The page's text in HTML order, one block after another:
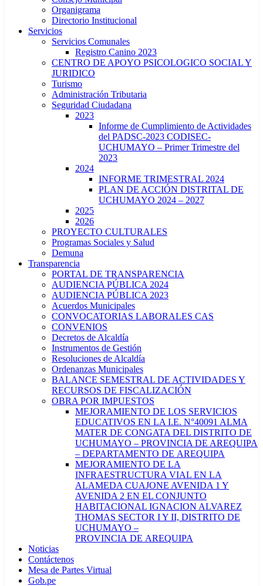
Organigrama
Directorio Institucional
Servicios
Servicios Comunales
Registro Canino 2023
CENTRO DE APOYO PSICOLOGICO SOCIAL Y
JURIDICO
Turismo
Administración Tributaria
Seguridad Ciudadana
2023
Informe de Cumplimiento de Actividades
del PADSC-2023 CODISEC-
UCHUMAYO – Primer Trimestre del
2023
2024
INFORME TRIMESTRAL 2024
PLAN DE ACCIÓN DISTRITAL DE
UCHUMAYO 2024 – 2027
2025
2026
PROYECTO CULTURALES
Programas Sociales y Salud
Demuna
Transparencia
PORTAL DE TRANSPARENCIA
AUDIENCIA PÚBLICA 2024
AUDIENCIA PÚBLICA 2023
Acuerdos Municipales
CONVOCATORIAS LABORALES CAS
CONVENIOS
Decretos de Alcaldía
Instrumentos de Gestión
Resoluciones de Alcaldía
Ordenanzas Municipales
BALANCE SEMESTRAL DE ACTIVIDADES Y
RECURSOS DE FISCALIZACIÓN
OBRA POR IMPUESTOS
MEJORAMIENTO DE LOS SERVICIOS
EDUCATIVOS EN LA I.E. N°40091 ALMA
MATER DE CONGATA DEL DISTRITO DE
UCHUMAYO – PROVINCIA DE AREQUIPA
– DEPARTAMENTO DE AREQUIPA
MEJORAMIENTO DE LA
INFRAESTRUCTURA VIAL EN LA
ALAMEDA CUAJONE AVENIDA 1 Y
AVENIDA 2 EN EL CONJUNTO
HABITACIONAL IGNACION ALVAREZ
THOMAS SECTOR I Y II, DISTRITO DE
UCHUMAYO –
PROVINCIA DE AREQUIPA
Noticias
Contáctenos
Mesa de Partes Virtual
Gob.pe